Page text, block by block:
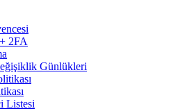
2FA
Günlükleri
Listesi